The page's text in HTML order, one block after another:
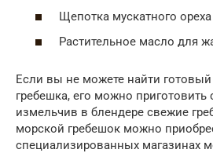
Щепотка мускатного ореха
Растительное масло для
Если вы не можете найти
гребешка, его можно приготовить
измельчив в блендере свежие
морской гребешок можно
специализированных магазинах